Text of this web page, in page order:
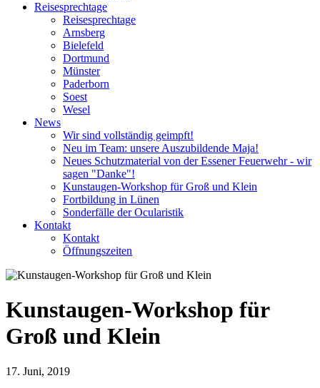
Reisesprechtage
Reisesprechtage
Arnsberg
Bielefeld
Dortmund
Münster
Paderborn
Soest
Wesel
News
Wir sind vollständig geimpft!
Neu im Team: unsere Auszubildende Maja!
Neues Schutzmaterial von der Essener Feuerwehr - wir
sagen "Danke"!
Kunstaugen-Workshop für Groß und Klein
Fortbildung in Lünen
Sonderfälle der Ocularistik
Kontakt
Kontakt
Öffnungszeiten
Kunstaugen-Workshop für
Groß und Klein
17. Juni, 2019